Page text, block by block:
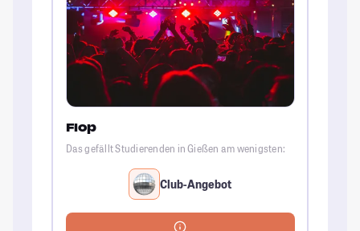
Flop
Das gefällt Studierenden in Gießen am wenigsten:
Club-Angebot